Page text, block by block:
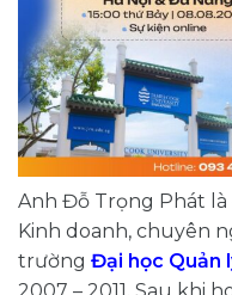
Anh Đỗ Trọng Phát
Kinh doanh, chuyên
trường Đại học Quản